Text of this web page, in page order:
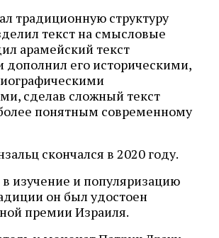
традиционную структуру
текст на смысловые
арамейский текст
дополнил его историческими,
сделав сложный текст
понятным современному
скончался в 2020 году.
в изучение и популяризацию
он был удостоен
премии Израиля.